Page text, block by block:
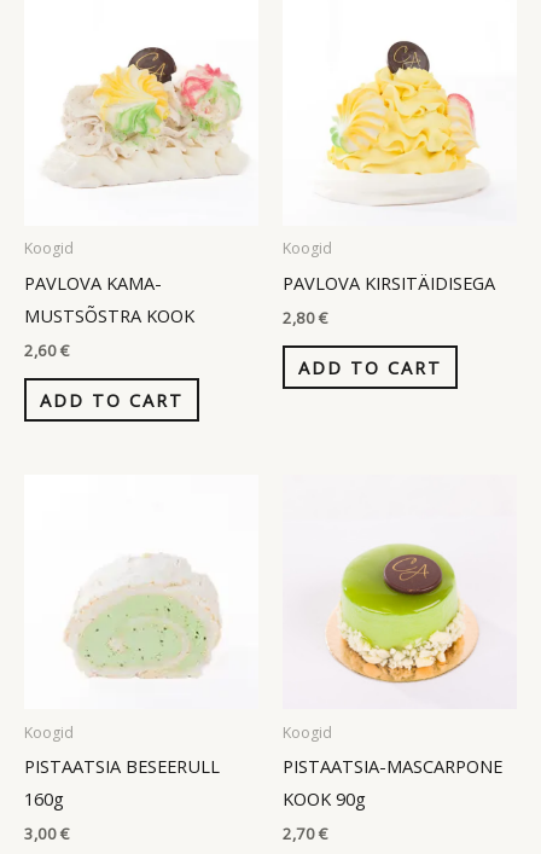
Koogid
PAVLOVA KAMA-
MUSTSÕSTRA KOOK
2,60€
ADD TO CART
Koogid
PAVLOVA KIRSITÄIDISEGA
2,80€
ADD TO CART
Koogid
PISTAATSIA BESEERULL
160g
3,00€
Koogid
PISTAATSIA-MASCARPONE
KOOK 90g
2,70€